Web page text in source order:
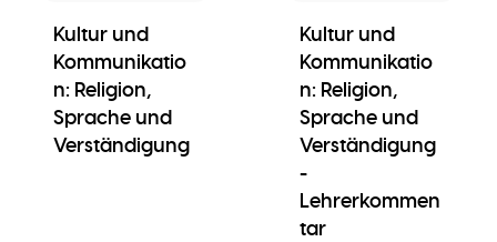
Kultur und
Kommunikatio
n: Religion,
Sprache und
Verständigung
Kultur und
Kommunikatio
n: Religion,
Sprache und
Verständigung
-
Lehrerkommen
tar